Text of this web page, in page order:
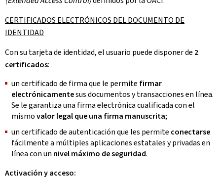
CERTIFICADOS ELECTRÓNICOS DEL DOCUMENTO DE
IDENTIDAD
Con su tarjeta de identidad, el usuario puede disponer de 2
certificados:
un certificado de firma que le permite firmar
electrónicamentesus documentos y transacciones en línea.
Se le garantiza una firma electrónica cualificada con el
mismovalor legal que una firma manuscrita;
un certificado de autenticación que les permite conectarse
fácilmente a múltiples aplicaciones estatales y privadas en
línea con un nivel máximo de seguridad.
Activación y acceso: